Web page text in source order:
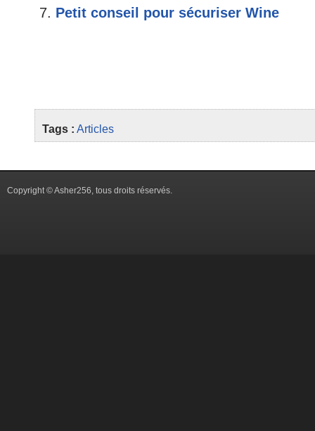
Petit conseil pour sécuriser Wine
Tags : Articles
Copyright © Asher256, tous droits réservés.